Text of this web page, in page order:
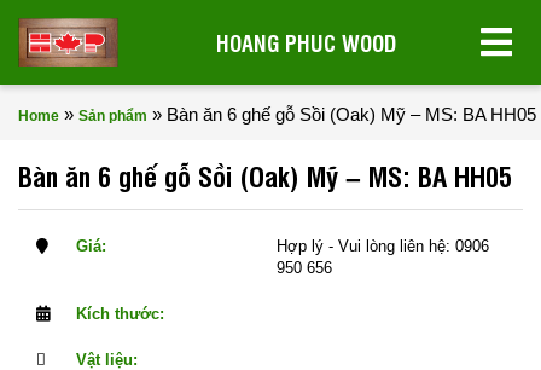
HOANG PHUC WOOD
Home » Sản phẩm » Bàn ăn 6 ghế gỗ Sồi (Oak) Mỹ – MS: BA HH05
Bàn ăn 6 ghế gỗ Sồi (Oak) Mỹ – MS: BA HH05
Giá:
Hợp lý - Vui lòng liên hệ: 0906
950 656
Kích thước:
Vật liệu: